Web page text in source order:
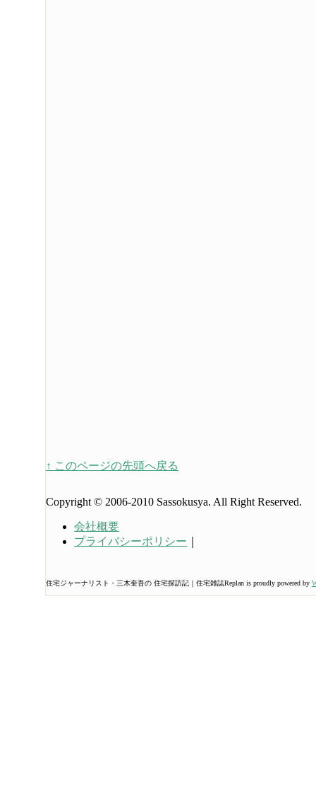
↑ このページの先頭へ戻る
Copyright © 2006-2010 Sassokusya. All Right Reserved.
会社概要
プライバシーポリシー
住宅ジャーナリスト・三木奎吾の 住宅探訪記｜住宅雑誌Replan is proudly powered by